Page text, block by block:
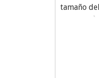
tamaño